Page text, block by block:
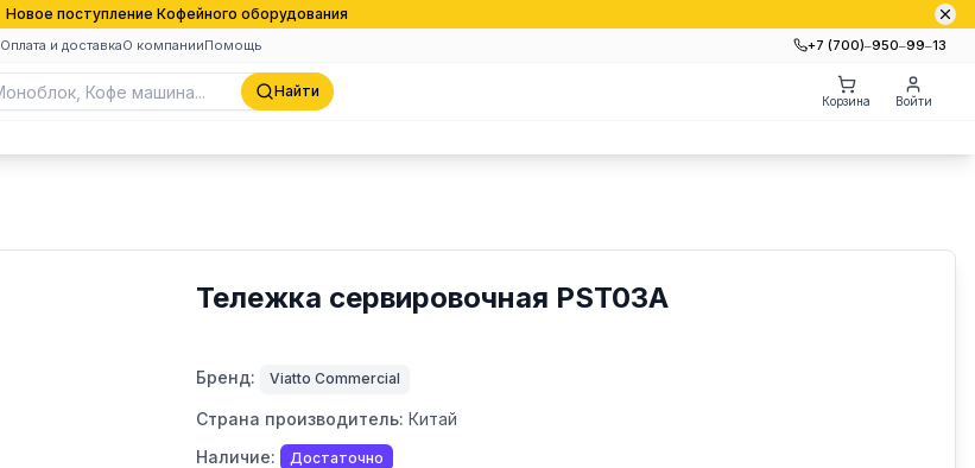
Новое поступление Кофейного оборудования
Оплата и доставкаО компанииПомощь +7 (700)‒950‒99‒13
Найти
Корзина Войти
Тележка сервировочная PST03A
Бренд: Viatto Commercial
Страна производитель: Китай
Наличие:
Достаточно